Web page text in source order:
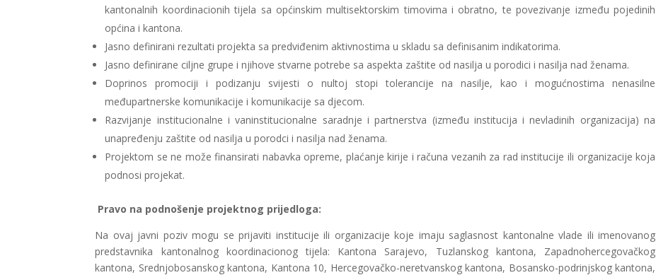
kantonalnih koordinacionih tijela sa općinskim multisektorskim timovima i obratno, te povezivanje između pojedinih
općina i kantona.
Jasno definirani rezultati projekta sa predviđenim aktivnostima u skladu sa definisanim indikatorima.
Jasno definirane ciljne grupe i njihove stvarne potrebe sa aspekta zaštite od nasilja u porodici i nasilja nad ženama.
Doprinos promociji i podizanju svijesti o nultoj stopi tolerancije na nasilje, kao i mogućnostima nenasilne
međupartnerske komunikacije i komunikacije sa djecom.
Razvijanje institucionalne i vaninstitucionalne saradnje i partnerstva (između institucija i nevladinih organizacija) na
unapređenju zaštite od nasilja u porodci i nasilja nad ženama.
Projektom se ne može finansirati nabavka opreme, plaćanje kirije i računa vezanih za rad institucije ili organizacije koja
podnosi projekat.
Pravo na podnošenje projektnog prijedloga:
Na ovaj javni poziv mogu se prijaviti institucije ili organizacije koje imaju saglasnost kantonalne vlade ili imenovanog
predstavnika kantonalnog koordinacionog tijela: Kantona Sarajevo, Tuzlanskog kantona, Zapadnohercegovačkog
kantona, Srednjobosanskog kantona, Kantona 10, Hercegovačko-neretvanskog kantona, Bosansko-podrinjskog kantona,